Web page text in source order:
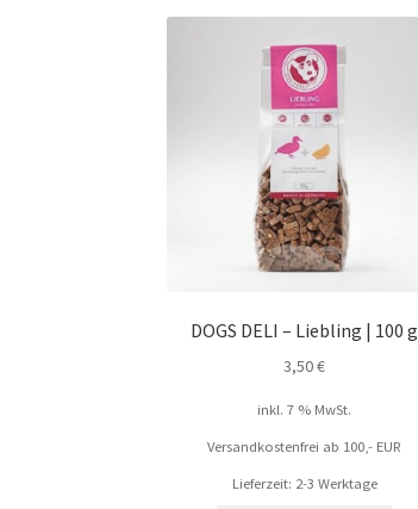
DOGS DELI – Liebling | 100 g
3,50€
inkl. 7 % MwSt.
Versandkostenfrei ab 100,- EUR
Lieferzeit: 2-3 Werktage